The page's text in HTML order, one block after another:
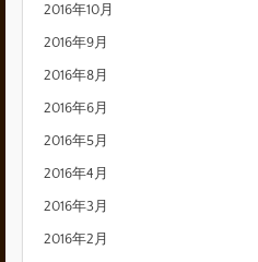
2016年10月
2016年9月
2016年8月
2016年6月
2016年5月
2016年4月
2016年3月
2016年2月